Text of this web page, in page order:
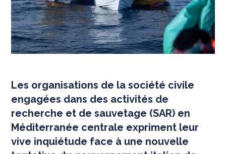
Les organisations de la société civile
engagées dans des activités de
recherche et de sauvetage (SAR) en
Méditerranée centrale expriment leur
vive inquiétude face à une nouvelle